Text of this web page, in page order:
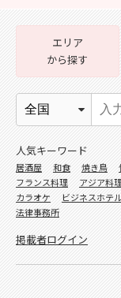
エリア
から探す
人気キーワード
居酒屋 和食 焼き鳥
フランス料理
アジア料
カラオケ
ビジネスホテ
法律事務所
掲載者ログイン